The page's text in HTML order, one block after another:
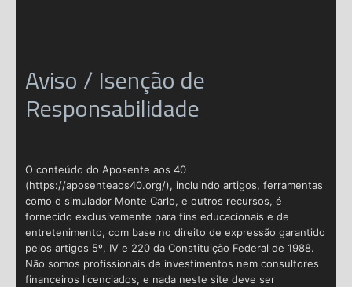
Aviso / Isenção de
Responsabilidade
O conteúdo do Aposente aos 40
(https://aposenteaos40.org/), incluindo artigos, ferramentas
como o simulador Monte Carlo, e outros recursos, é
fornecido exclusivamente para fins educacionais e de
entretenimento, com base no direito de expressão garantido
pelos artigos 5º, IV e 220 da Constituição Federal de 1988.
Não somos profissionais de investimentos nem consultores
financeiros licenciados, e nada neste site deve ser